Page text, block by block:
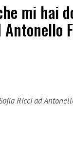
mi hai
Ricci ad